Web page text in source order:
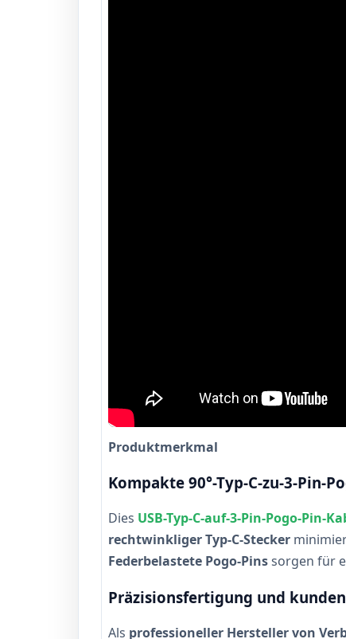
Produktmerkmal
Kompakte 90°-Typ-C-zu-3-Pin-
Dies USB-Typ-C-auf-3-Pin-Pogo-Pin-
rechtwinkliger Typ-C-Stecker
Federbelastete Pogo-Pinssorgen für
Präzisionsfertigung und
Als professioneller Hersteller von